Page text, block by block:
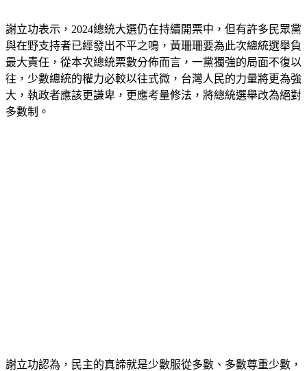
謝立功表示，2024總統大選仍在持續開票中，但有許多民眾黨
與在野支持者已經發出不平之鳴，黃珊珊要為此次總統選舉負
最大責任，從本次總統票數分佈而言，一黨獨強的局面不復以
往，少數總統的權力必較以往式微，台灣人民的力量將更為強
大，執政者應該更謙卑，更應考量修法，將總統選舉改為絕對